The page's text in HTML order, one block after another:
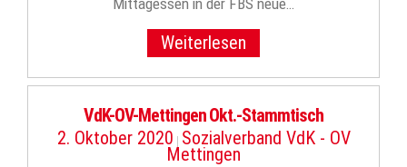
Mittagessen in der FBS neue…
Weiterlesen
VdK-OV-Mettingen Okt.-Stammtisch
2. Oktober 2020 | Sozialverband VdK - OV
Mettingen